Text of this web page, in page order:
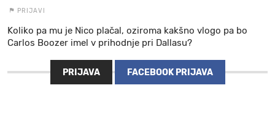
PRIJAVI
Koliko pa mu je Nico plačal, oziroma kakšno vlogo pa bo
Carlos Boozer imel v prihodnje pri Dallasu?
PRIJAVA FACEBOOK PRIJAVA